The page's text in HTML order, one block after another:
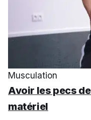
Musculation
Avoir les pecs
matériel